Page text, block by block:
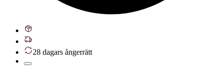
28 dagars ångerrätt